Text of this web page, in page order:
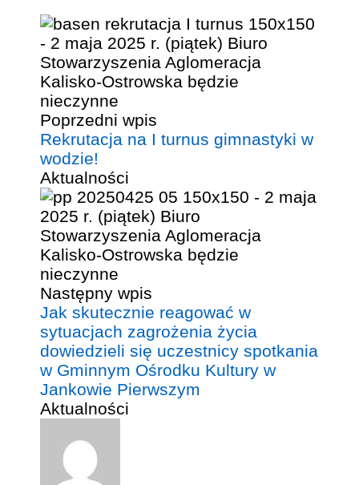
Poprzedni wpis
Rekrutacja na I turnus gimnastyki w
wodzie!
Aktualności
Następny wpis
Jak skutecznie reagować w
sytuacjach zagrożenia życia
dowiedzieli się uczestnicy spotkania
w Gminnym Ośrodku Kultury w
Jankowie Pierwszym
Aktualności